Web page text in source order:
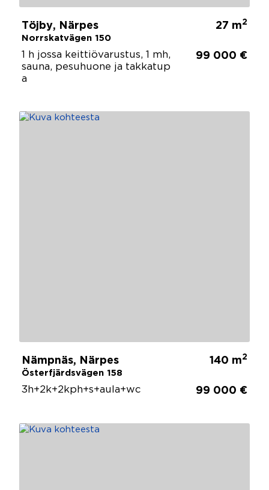
Töjby, Närpes
Norrskatvägen 150
27 m2
1 h jossa keittiövarustus, 1 mh,
sauna, pesuhuone ja takkatup
a
99 000 €
Nämpnäs, Närpes
Österfjärdsvägen 158
140 m2
3h+2k+2kph+s+aula+wc 99 000 €